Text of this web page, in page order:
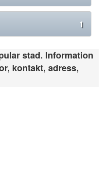
1
stad. Information
kontakt, adress,